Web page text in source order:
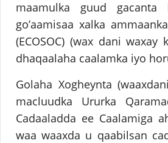
maamulka guud gacanta
go’aamisaa xalka
(ECOSOC) (wax dani
dhaqaalaha caalamka iyo
Golaha Xogheynta
macluudka Ururka
Cadaaladda ee Caalamiga
waa waaxda u qaabilsan